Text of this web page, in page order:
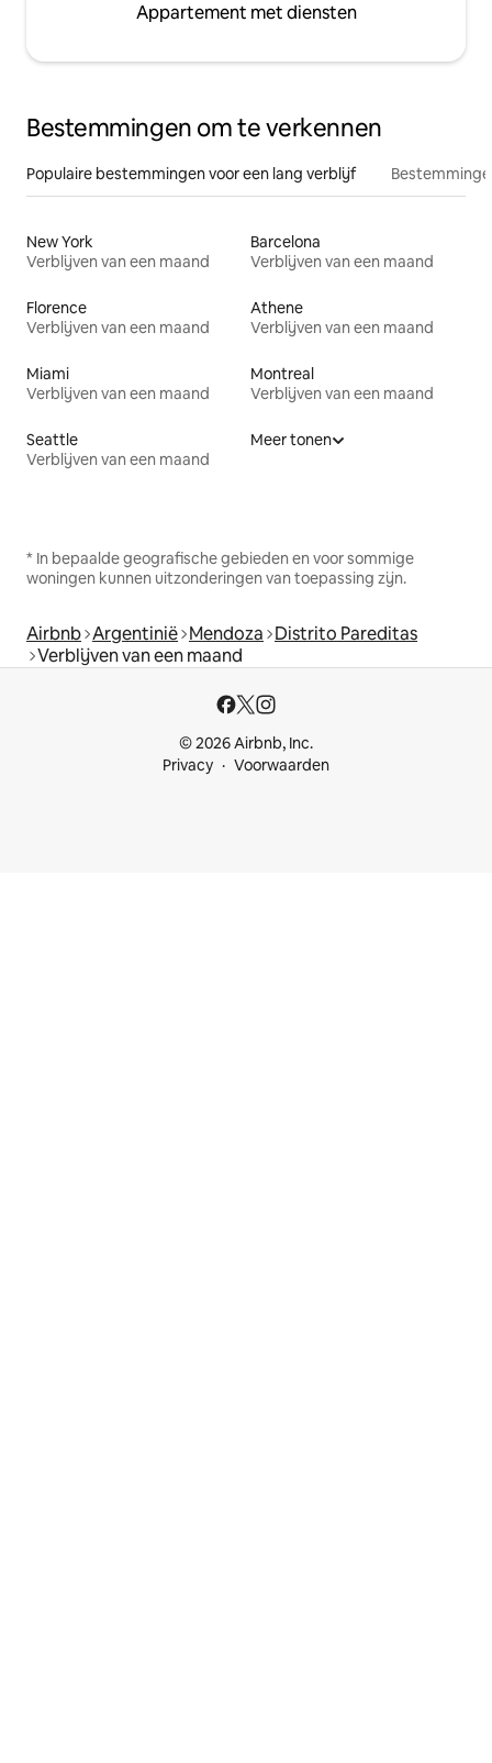
Appartement met diensten
Bestemmingen om te verkennen
Populaire bestemmingen voor een lang verblijf
New York
Verblijven van een maand
Barcelona
Verblijven van een maand
Florence
Verblijven van een maand
Athene
Verblijven van een maand
Miami
Verblijven van een maand
Montreal
Verblijven van een maand
Seattle
Verblijven van een maand
Meer tonen
* In bepaalde geografische gebieden en voor sommige
woningen kunnen uitzonderingen van toepassing zijn.
Airbnb Argentinië Mendoza Distrito Pareditas
Verblijven van een maand
© 2026 Airbnb, Inc.
Privacy
Voorwaarden